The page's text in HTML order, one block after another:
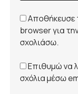
Αποθήκευσε
browser για
σχολιάσω.
Επιθυμώ να
σχόλια μέσω